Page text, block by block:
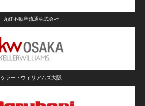
丸紅不動産流通株式会社
ケラー・ウィリアムズ大阪